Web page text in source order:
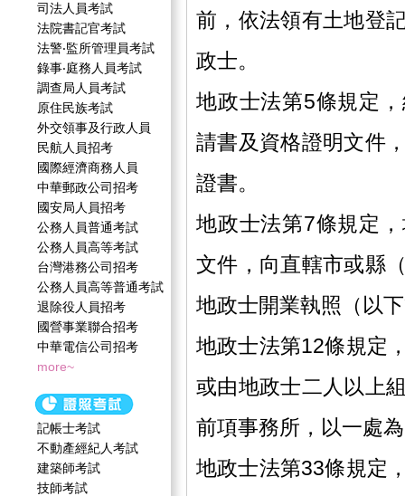
司法人員考試
法院書記官考試
法警‧監所管理員考試
錄事‧庭務人員考試
調查局人員考試
原住民族考試
外交領事及行政人員
民航人員招考
國際經濟商務人員
中華郵政公司招考
國安局人員招考
公務人員普通考試
公務人員高等考試
台灣港務公司招考
公務人員高等普通考試
退除役人員招考
國營事業聯合招考
中華電信公司招考
more~
記帳士考試
不動產經紀人考試
建築師考試
技師考試
前，依法領有土地登
政士。
地政士法第5條規定
請書及資格證明文件
證書。
地政士法第7條規定
文件，向直轄市或縣
地政士開業執照（以
地政士法第12條規定
或由地政士二人以上
前項事務所，以一處
地政士法第33條規定